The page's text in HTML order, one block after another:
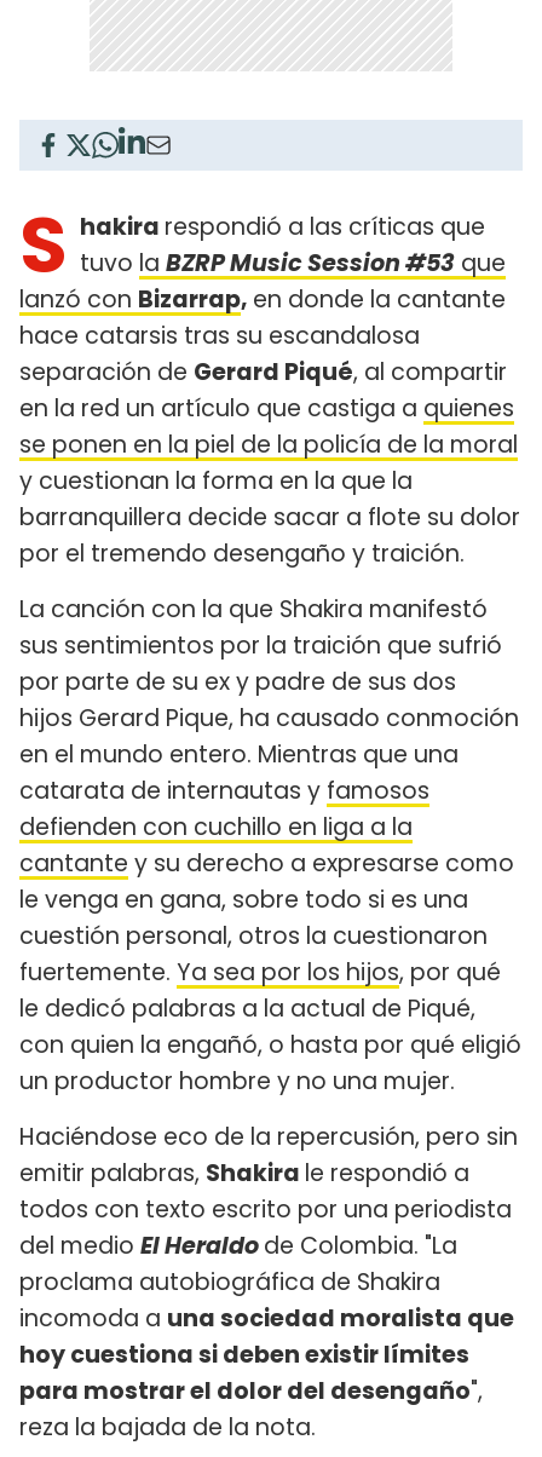
S hakira respondió a las críticas que
tuvo la BZRP Music Session #53 que
lanzó con Bizarrap, en donde la cantante
hace catarsis tras su escandalosa
separación de Gerard Piqué, al compartir
en la red un artículo que castiga a quienes
se ponen en la piel de la policía de la moral
y cuestionan la forma en la que la
barranquillera decide sacar a flote su dolor
por el tremendo desengaño y traición.
La canción con la que Shakira manifestó
sus sentimientos por la traición que sufrió
por parte de su ex y padre de sus dos
hijos Gerard Pique, ha causado conmoción
en el mundo entero. Mientras que una
catarata de internautas y famosos
defienden con cuchillo en liga a la
cantante y su derecho a expresarse como
le venga en gana, sobre todo si es una
cuestión personal, otros la cuestionaron
fuertemente. Ya sea por los hijos, por qué
le dedicó palabras a la actual de Piqué,
con quien la engañó, o hasta por qué eligió
un productor hombre y no una mujer.
Haciéndose eco de la repercusión, pero sin
emitir palabras, Shakira le respondió a
todos con texto escrito por una periodista
del medio El Heraldode Colombia. "La
proclama autobiográfica de Shakira
incomoda a una sociedad moralista que
hoy cuestiona si deben existir límites
para mostrar el dolor del desengaño",
reza la bajada de la nota.